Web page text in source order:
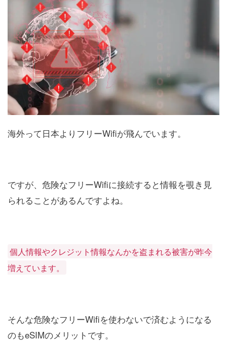
海外って日本よりフリーWifiが飛んでいます。
ですが、危険なフリーWifiに接続すると情報を覗き見
られることがあるんですよね。
個人情報やクレジット情報なんかを盗まれる被害が昨今
増えています。
そんな危険なフリーWifiを使わないで済むようになる
のもeSIMのメリットです。